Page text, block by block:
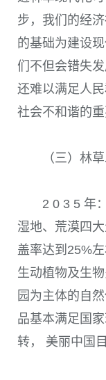
步，我们的经
的基础为建设
们不但会错失
还难以满足人
社会不和谐的重
（三）林
2 0 3 5 年
湿地、荒漠四
盖率达到 25%
生动植物及生
园为主体的自
品基本满足国
转， 美丽中国